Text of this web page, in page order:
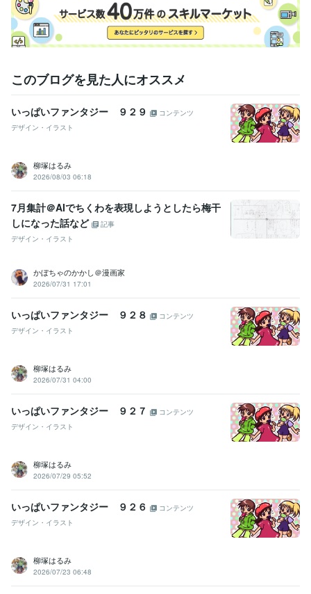
このブログを見た人にオススメ
いっぱいファンタジー ９２９
コンテンツ
デザイン・イラスト
柳塚はるみ
2026/08/03 06:18
7月集計＠AIでちくわを表現しようとしたら梅干
しになった話など
記事
デザイン・イラスト
かぼちゃのかかし＠漫画家
2026/07/31 17:01
いっぱいファンタジー ９２８
コンテンツ
デザイン・イラスト
柳塚はるみ
2026/07/31 04:00
いっぱいファンタジー ９２７
コンテンツ
デザイン・イラスト
柳塚はるみ
2026/07/29 05:52
いっぱいファンタジー ９２６
コンテンツ
デザイン・イラスト
柳塚はるみ
2026/07/23 06:48